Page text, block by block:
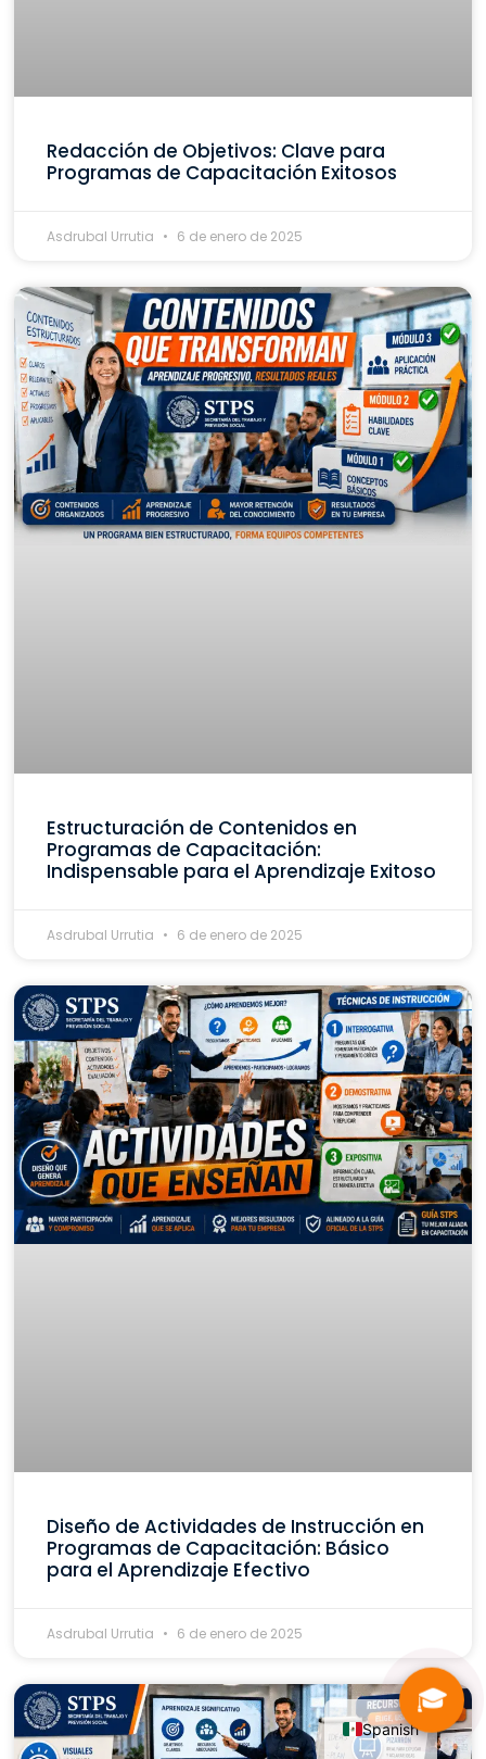
Redacción de Objetivos: Clave para
Programas de Capacitación Exitosos
Asdrubal Urrutia 6 de enero de 2025
Estructuración de Contenidos en
Programas de Capacitación:
Indispensable para el Aprendizaje Exitoso
Asdrubal Urrutia 6 de enero de 2025
Diseño de Actividades de Instrucción en
Programas de Capacitación: Básico
para el Aprendizaje Efectivo
Asdrubal Urrutia 6 de enero de 2025
🎓
Spanish